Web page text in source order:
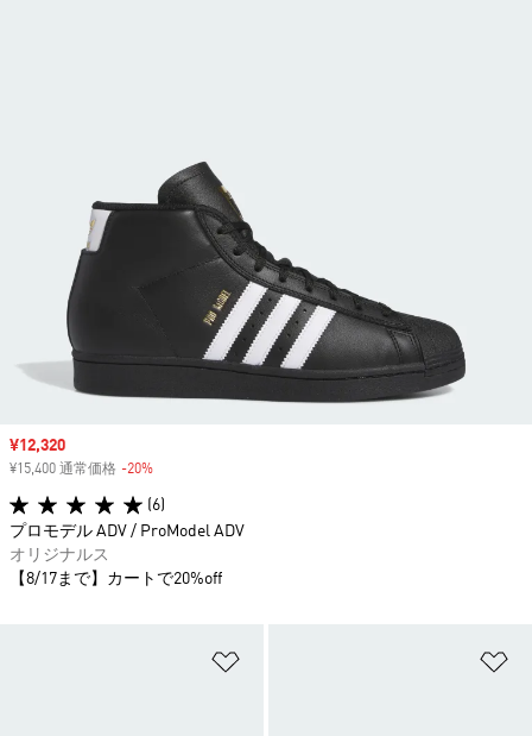
セール価格
¥12,320
¥15,400 通常価格 -20%
(6)
プロモデル ADV / ProModel ADV
オリジナルス
【8/17まで】カートで20%off